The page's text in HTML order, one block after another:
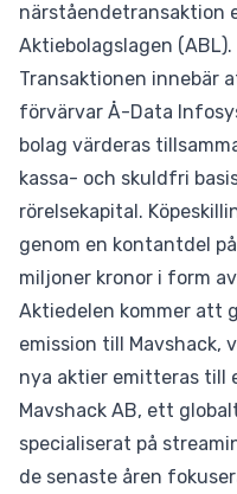
närståendetransaktion
Aktiebolagslagen (ABL).
Transaktionen innebär
förvärvar Å-Data
bolag värderas
kassa- och skuldfri
rörelsekapital.
genom en kontantdel
miljoner kronor i form
Aktiedelen kommer att
emission till Mavshack,
nya aktier emitteras till
Mavshack AB, ett
specialiserat på
de senaste åren